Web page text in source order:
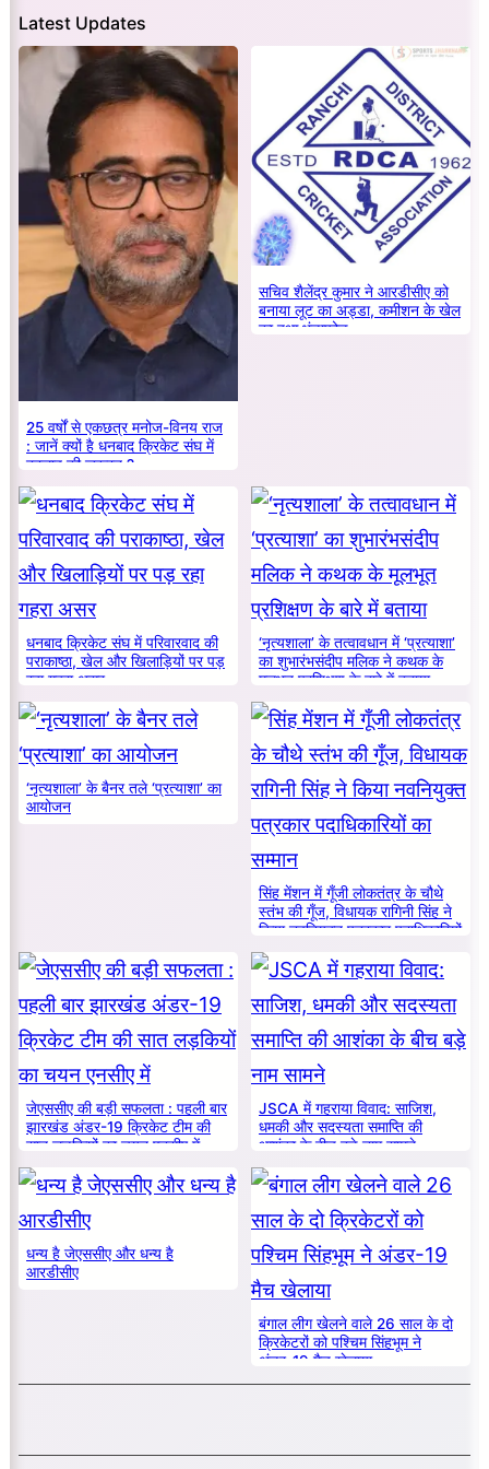
Latest Updates
25 वर्षों से एकछत्र मनोज-विनय राज
: जानें क्यों है धनबाद क्रिकेट संघ में
बदलाव की जरूरत ?
सचिव शैलेंद्र कुमार ने आरडीसीए को
बनाया लूट का अड्डा, कमीशन के खेल
का हुआ भंडाफोड़
धनबाद क्रिकेट संघ में परिवारवाद की
पराकाष्ठा, खेल और खिलाड़ियों पर पड़
रहा गहरा असर
‘नृत्यशाला’ के तत्वावधान में ‘प्रत्याशा’
का शुभारंभसंदीप मलिक ने कथक के
मूलभूत प्रशिक्षण के बारे में बताया
‘नृत्यशाला’ के बैनर तले ‘प्रत्याशा’ का
आयोजन
सिंह मेंशन में गूँजी लोकतंत्र के चौथे
स्तंभ की गूँज, विधायक रागिनी सिंह ने
किया नवनियुक्त पत्रकार पदाधिकारियों
का सम्मान
जेएससीए की बड़ी सफलता : पहली बार
झारखंड अंडर-19 क्रिकेट टीम की
सात लड़कियों का चयन एनसीए में
JSCA में गहराया विवाद: साजिश,
धमकी और सदस्यता समाप्ति की
आशंका के बीच बड़े नाम सामने
धन्य है जेएससीए और धन्य है
आरडीसीए
बंगाल लीग खेलने वाले 26 साल के दो
क्रिकेटरों को पश्चिम सिंहभूम ने
अंडर-19 मैच खेलाया